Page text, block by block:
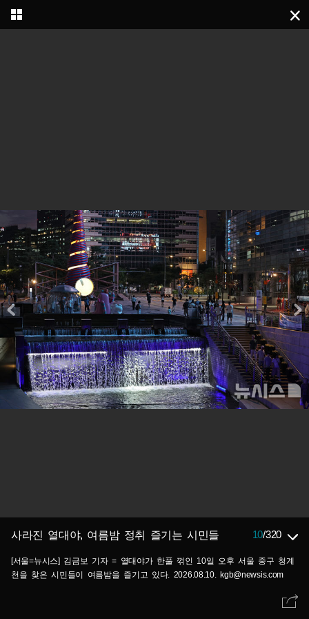
사라진 열대야, 여름밤 정취 즐기는 시민들 10/320
[서울=뉴시스] 김금보 기자 = 열대야가 한풀 꺾인 10일 오후 서울 중구 청계
천을 찾은 시민들이 여름밤을 즐기고 있다. 2026.08.10. kgb@newsis.com